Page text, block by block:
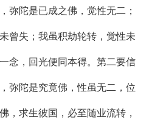
弥陀是已成之佛，觉性无二；
曾失；我虽积劫轮转，觉性未
念，回光便同本得。第二要信
弥陀是究竟佛，性虽无二，位
，求生彼国，必至随业流转，